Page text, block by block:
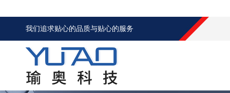
我们追求贴心的品质与贴心的服务